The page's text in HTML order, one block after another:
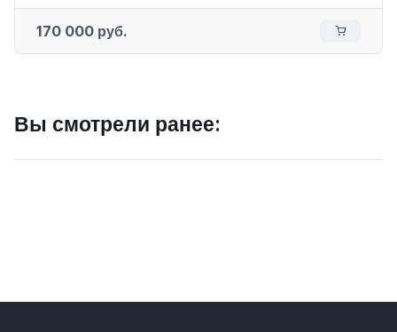
170 000 руб.
Вы смотрели ранее: